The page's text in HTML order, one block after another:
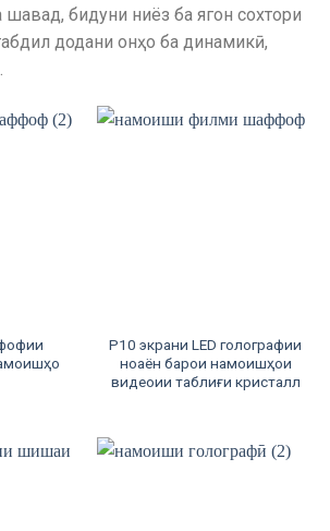
шавад, бидуни ниёз ба ягон сохтори
додани онҳо ба динамикӣ,
P10 экрани LED голографии
ноаён барои намоишҳои
видеоии таблиғи кристалл